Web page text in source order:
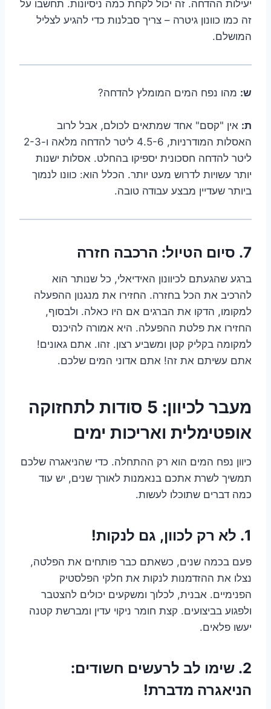
יעילות ההדחה. זה יכול לקחת כמה ניסיונות. תחשבו על
זה כמו כוונון גיטרה – צריך סבלנות כדי להגיע לצליל
המושלם.
ש: מהו נפח המים המומלץ להדחה?
ת: אין "קסם" אחד שמתאים לכולם, אבל לרוב
האסלות המודרניות, 4.5-6 ליטר להדחה מלאה ו-2-3
ליטר להדחה חסכונית יספיקו בהחלט. אסלות ישנות
יותר עשויות לדרוש מעט יותר. הכלל הוא: כוונו לנמוך
ביותר שעדיין מבצע עבודה טובה.
7. סיום הטיול: הרכבה חזרה
ברגע שהגעתם לכיוונון האידיאלי, כל שנותר הוא
להרכיב את הכל בחזרה. החזירו את מנגנון ההפעלה
למקומו, הדקו את הברגים אם היו כאלה. ולבסוף,
החזירו את פלטת ההפעלה. היא אמורה להיכנס
למקומה בקליק קטן ומשביע רצון. זהו. אתם גאונים!
אתם עשיתם את זה! אתם אדוני המים שלכם.
מעבר לכיוון: 5 סודות לתחזוקה
אופטימלית ואריכות ימים
כיוון נפח המים הוא רק ההתחלה. כדי שהניאגרה שלכם
תמשיך לשרת אתכם בנאמנות לאורך שנים, יש עוד
כמה דברים שתוכלו לעשות.
1. לא רק לכוון, גם לנקות!
פעם בכמה שנים, כשאתם כבר פותחים את הפלטה,
נצלו את ההזדמנות לנקות את חלקי הפלסטיק
הפנימיים. אבנית, לכלוך ומשקעים יכולים להצטבר
ולפגוע בביצועים. קצת חומר ניקוי עדין ומברשת קטנה
יעשו פלאים.
2. שימו לב לרעשים חשודים:
הניאגרה מדברת!